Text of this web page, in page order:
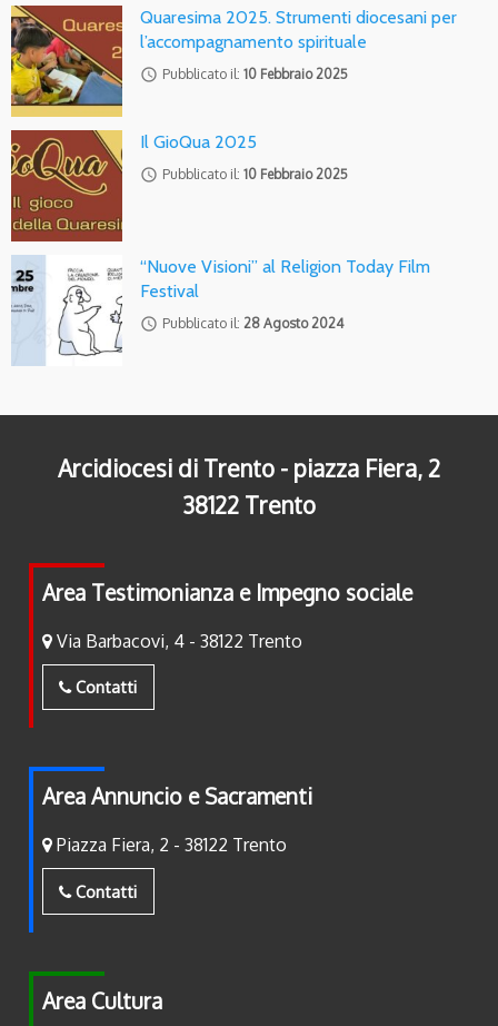
Quaresima 2025. Strumenti diocesani per
l’accompagnamento spirituale
access_time Pubblicato il: 10 Febbraio 2025
Il GioQua 2025
access_time Pubblicato il: 10 Febbraio 2025
“Nuove Visioni” al Religion Today Film
Festival
access_time Pubblicato il: 28 Agosto 2024
Arcidiocesi di Trento - piazza Fiera, 2
38122 Trento
Area Testimonianza e Impegno sociale
Via Barbacovi, 4 - 38122 Trento
Contatti
Area Annuncio e Sacramenti
Piazza Fiera, 2 - 38122 Trento
Contatti
Area Cultura